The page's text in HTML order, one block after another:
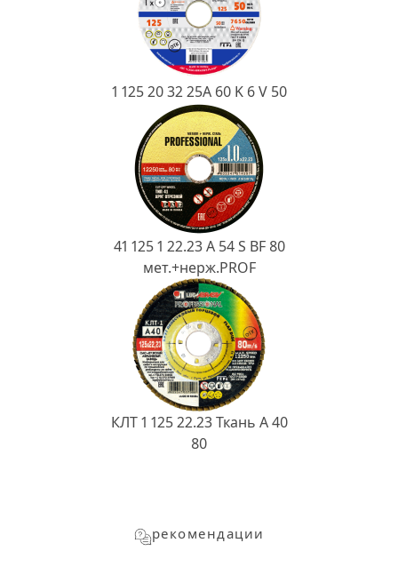
1 125 20 32 25А 60 K 6 V 50
41 125 1 22.23 A 54 S BF 80
мет.+нерж.PROF
КЛТ 1 125 22.23 Ткань A 40
80
рекомендации